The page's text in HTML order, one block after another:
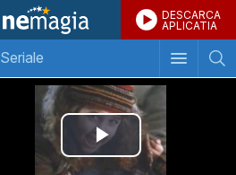
DESCARCA
APLICATIA
Seriale